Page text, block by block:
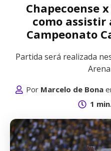
Chapecoense
como assistir
Campeonato
Partida será realizada
Por Marcelo de Bona
1